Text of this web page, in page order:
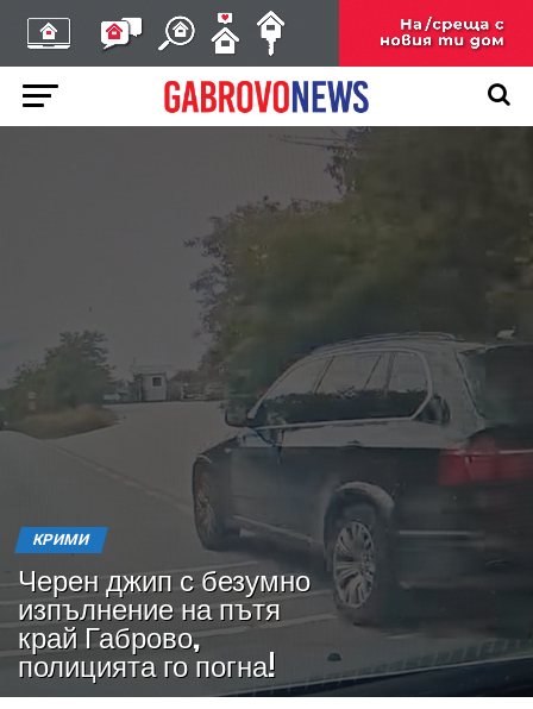
КРИМИ
Черен джип с безумно
изпълнение на пътя
край Габрово,
полицията го погна!